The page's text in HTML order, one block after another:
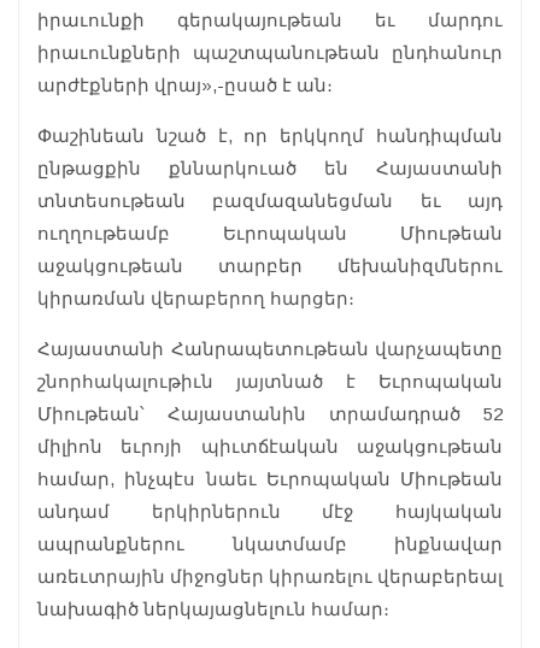
իրաւունքի գերակայութեան եւ մարդու
իրաւունքների պաշտպանութեան ընդհանուր
արժէքների վրայ»,-ըսած է ան։
Փաշինեան նշած է, որ երկկողմ հանդիպման
ընթացքին քննարկուած են Հայաստանի
տնտեսութեան բազմազանեցման եւ այդ
ուղղութեամբ Եւրոպական Միութեան
աջակցութեան տարբեր մեխանիզմներու
կիրառման վերաբերող հարցեր։
Հայաստանի Հանրապետութեան վարչապետը
շնորհակալութիւն յայտնած է Եւրոպական
Միութեան՝ Հայաստանին տրամադրած 52
միլիոն եւրոյի պիւտճէական աջակցութեան
համար, ինչպէս նաեւ Եւրոպական Միութեան
անդամ երկիրներուն մէջ հայկական
ապրանքներու նկատմամբ ինքնավար
առեւտրային միջոցներ կիրառելու վերաբերեալ
նախագիծ ներկայացնելուն համար։